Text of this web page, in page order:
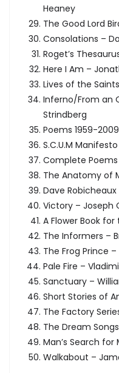
Heaney
The Good Lord
Consolations –
Roget’s
Here I Am –
Lives of the
Inferno/From an
Strindberg
Poems 1959-
S.C.U.M
Complete Poems
The Anatomy of
Dave Robicheaux
Victory – Joseph
A Flower Book
The Informers –
The Frog Prince
Pale Fire –
Sanctuary –
Short Stories of
The Factory
The Dream
Man’s Search for
Walkabout –